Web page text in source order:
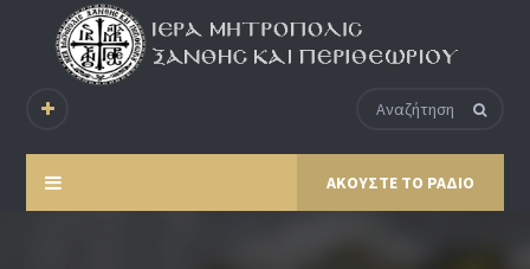
ΑΚΟΥΣΤΕ ΤΟ ΡΑΔΙΟ